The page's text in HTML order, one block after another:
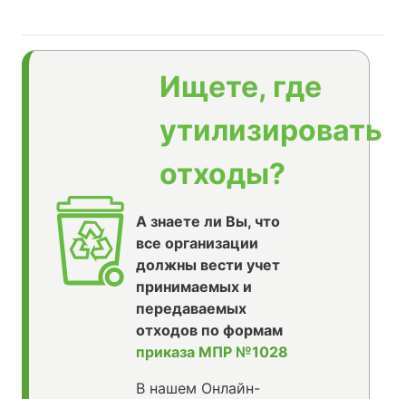
Ищете, где
утилизировать
отходы?
А знаете ли Вы, что
все организации
должны вести учет
принимаемых и
передаваемых
отходов по формам
приказа МПР №1028
В нашем Онлайн-